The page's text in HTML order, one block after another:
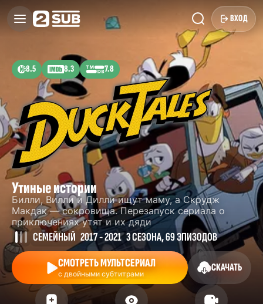
ВХОД
8.5 8.3 7.8
Утиные истории
Билли, Вилли и Дилли ищут маму, а Скрудж
Макдак — сокровища. Перезапуск сериала о
приключениях утят и их дяди
СЕМЕЙНЫЙ 2017 - 2021 3 СЕЗОНА, 69 ЭПИЗОДОВ
СМОТРЕТЬ МУЛЬТСЕРИАЛ
с двойными субтитрами
СКАЧАТЬ